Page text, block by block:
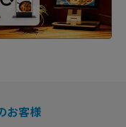
お客様